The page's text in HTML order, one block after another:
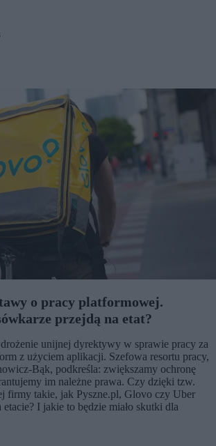
o pracy platformowej.
przejdą na etat?
unijnej dyrektywy w sprawie pracy za
z użyciem aplikacji. Szefowa resortu pracy,
Bąk, podkreśla: zwiększamy ochronę
im należne prawa. Czy dzięki tzw.
firmy takie, jak Pyszne.pl, Glovo czy Uber
etacie? I jakie to będzie miało skutki dla